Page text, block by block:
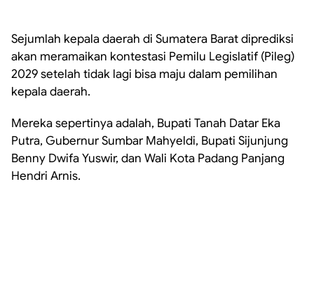
Sejumlah kepala daerah di Sumatera Barat diprediksi
akan meramaikan kontestasi Pemilu Legislatif (Pileg)
2029 setelah tidak lagi bisa maju dalam pemilihan
kepala daerah.
Mereka sepertinya adalah, Bupati Tanah Datar Eka
Putra, Gubernur Sumbar Mahyeldi, Bupati Sijunjung
Benny Dwifa Yuswir, dan Wali Kota Padang Panjang
Hendri Arnis.